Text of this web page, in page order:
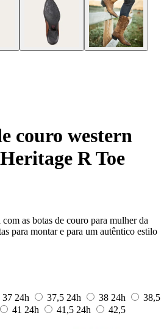
couro western
R Toe
as botas de couro para mulher da
para montar e para um autêntico estilo
37 24h 37,5 24h 38 24h
38,5
41 24h 41,5 24h
42,5